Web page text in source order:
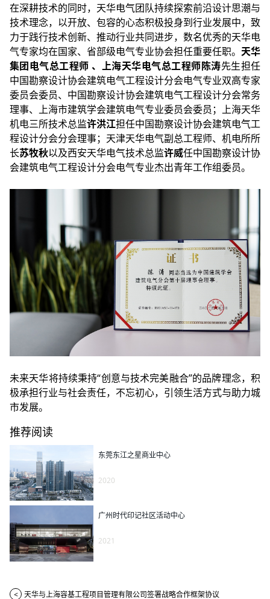
在深耕技术的同时，天华电气团队持续探索前沿设计思潮与
技术理念，以开放、包容的心态积极投身到行业发展中，致
力于践行技术创新、推动行业共同进步，数名优秀的天华电
气专家均在国家、省部级电气专业协会担任重要任职。 天华
集团电气总工程师 、上海天华电气总工程师陈涛先生担任
中国勘察设计协会建筑电气工程设计分会电气专业双高专家
委员会委员、中国勘察设计协会建筑电气工程设计分会常务
理事、上海市建筑学会建筑电气专业委员会委员；上海天华
机电三所技术总监许洪江担任中国勘察设计协会建筑电气工
程设计分会分会理事；天津天华电气副总工程师、机电所所
长苏牧秋以及西安天华电气技术总监许威任中国勘察设计协
会建筑电气工程设计分会电气专业杰出青年工作组委员。
未来天华将持续秉持“创意与技术完美融合”的品牌理念，积
极承担行业与社会责任，不忘初心，引领生活方式与助力城
市发展。
推荐阅读
东莞东江之星商业中心
2020
广州时代印记社区活动中心
2021
< 天华与上海容基工程项目管理有限公司签署战略合作框架协议